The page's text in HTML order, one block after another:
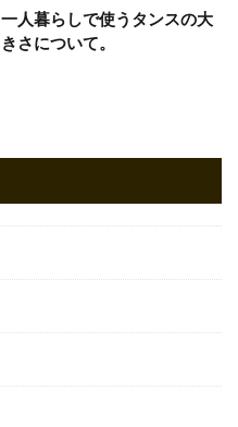
一人暮らしで使うタンスの大
きさについて。